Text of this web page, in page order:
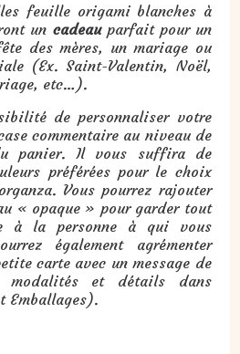
feuille origami blanches à
un cadeauparfait pour un
des mères, un mariage ou
(Ex. Saint-Valentin, Noël,
etc…).
de personnaliser votre
commentaire au niveau de
panier. Il vous suffira de
préférées pour le choix
Vous pourrez rajouter
« opaque » pour garder tout
à la personne à qui vous
également agrémenter
carte avec un message de
et détails dans
Emballages).